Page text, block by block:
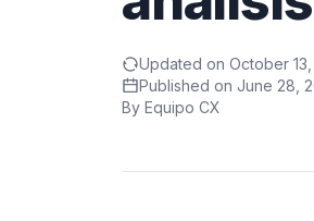
Updated on October
Published on June 28,
By Equipo CX